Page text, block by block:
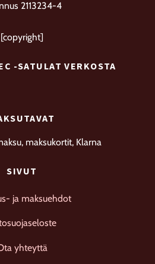
2113234-4
[copyright]
-SATULAT VERKOSTA
maksukortit, Klarna
SIVUT
ja maksuehdot
yhteyttä